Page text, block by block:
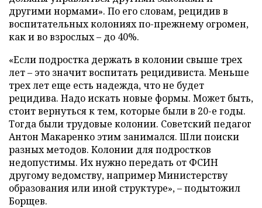
другими нормами». По его словам, рецидив в
воспитательных колониях по-прежнему огромен,
как и во взрослых – до 40%.
«Если подростка держать в колонии свыше трех
лет – это значит воспитать рецидивиста. Меньше
трех лет еще есть надежда, что не будет
рецидива. Надо искать новые формы. Может быть,
стоит вернуться к тем, которые были в 20-е годы.
Тогда были трудовые колонии. Советский педагог
Антон Макаренко этим занимался. Шли поиски
разных методов. Колонии для подростков
недопустимы. Их нужно передать от ФСИН
другому ведомству, например Министерству
образования или иной структуре», – подытожил
Борщев.